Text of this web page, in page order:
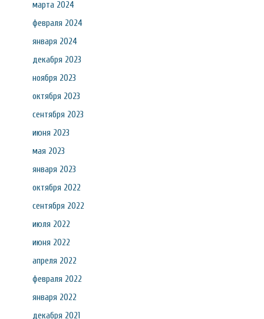
марта 2024
февраля 2024
января 2024
декабря 2023
ноября 2023
октября 2023
сентября 2023
июня 2023
мая 2023
января 2023
октября 2022
сентября 2022
июля 2022
июня 2022
апреля 2022
февраля 2022
января 2022
декабря 2021